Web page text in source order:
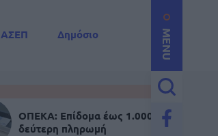
MENU
ΑΣΕΠ
Δημόσιο
ΟΠΕΚΑ: Επίδομα έως 1.000 ευρώ -
δεύτερη πληρωμή